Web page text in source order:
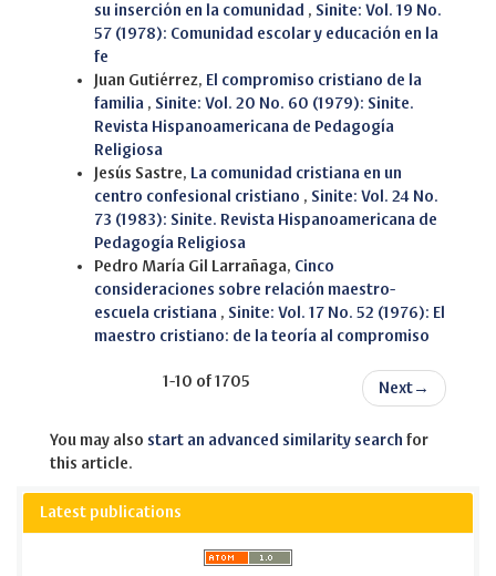
su inserción en la comunidad , Sinite: Vol. 19 No.
57 (1978): Comunidad escolar y educación en la
fe
Juan Gutiérrez, El compromiso cristiano de la
familia , Sinite: Vol. 20 No. 60 (1979): Sinite.
Revista Hispanoamericana de Pedagogía
Religiosa
Jesús Sastre, La comunidad cristiana en un
centro confesional cristiano , Sinite: Vol. 24 No.
73 (1983): Sinite. Revista Hispanoamericana de
Pedagogía Religiosa
Pedro María Gil Larrañaga, Cinco
consideraciones sobre relación maestro-
escuela cristiana , Sinite: Vol. 17 No. 52 (1976): El
maestro cristiano: de la teoría al compromiso
1-10 of 1705 Next →
You may also start an advanced similarity search for
this article.
Latest publications